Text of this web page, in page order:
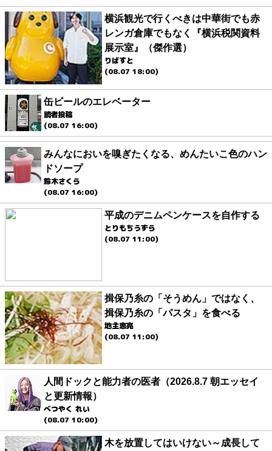
横浜観光で行くべきは中華街でも赤
レンガ倉庫でもなく『横浜税関資料
展示室』（傑作選）
りばすと
(08.07 18:00)
缶ビールのエレベーター
読者投稿
(08.07 16:00)
みんなにおいを嗅ぎたくなる、めんたいこ色のハン
ドソープ
鈴木さくら
(08.07 16:00)
平成のデニムペンケースを自作する
とりもちうずら
(08.07 11:00)
揖保乃糸の「そうめん」ではなく、
揖保乃糸の「パスタ」を食べる
地主恵亮
(08.07 11:00)
人間ドックと能力者の医者（2026.8.7 朝エッセイ
と更新情報）
べつやく れい
(08.07 10:00)
木を放置してはいけない～成長して